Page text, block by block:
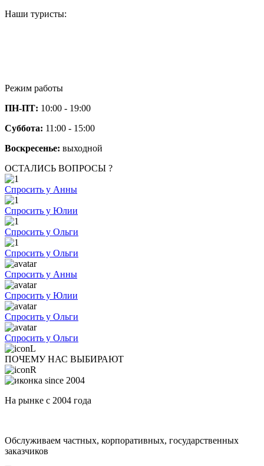
Наши туристы:
Режим работы
ПН-ПТ: 10:00 - 19:00
Суббота: 11:00 - 15:00
Воскресенье: выходной
ОСТАЛИСЬ ВОПРОСЫ ?
Спросить у Анны
Спросить у Юлии
Спросить у Ольги
Спросить у Ольги
Спросить у Анны
Спросить у Юлии
Спросить у Ольги
Спросить у Ольги
ПОЧЕМУ НАС ВЫБИРАЮТ
На рынке с 2004 года
Обслуживаем частных, корпоративных, государственных
заказчиков